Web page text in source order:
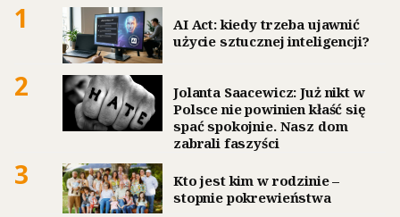
1
AI Act: kiedy trzeba ujawnić
użycie sztucznej inteligencji?
2
Jolanta Saacewicz: Już nikt w
Polsce nie powinien kłaść się
spać spokojnie. Nasz dom
zabrali faszyści
3
Kto jest kim w rodzinie –
stopnie pokrewieństwa